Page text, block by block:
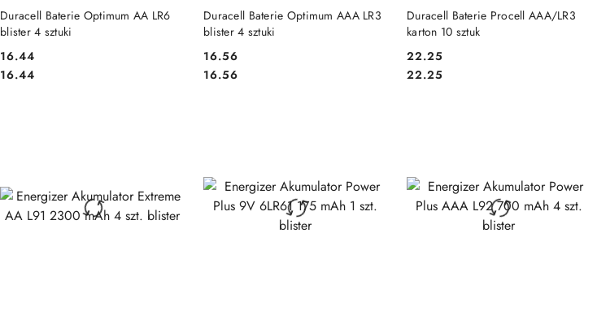
Duracell Baterie Optimum AA LR6
blister 4 sztuki
Cena:
16.44
Cena:
16.44
DO KOSZYKA
Duracell Baterie Optimum AAA LR3
blister 4 sztuki
Cena:
16.56
Cena:
16.56
DO KOSZYKA
Duracell Baterie Procell AAA/LR3
karton 10 sztuk
Cena:
22.25
Cena:
22.25
DO KOSZYKA